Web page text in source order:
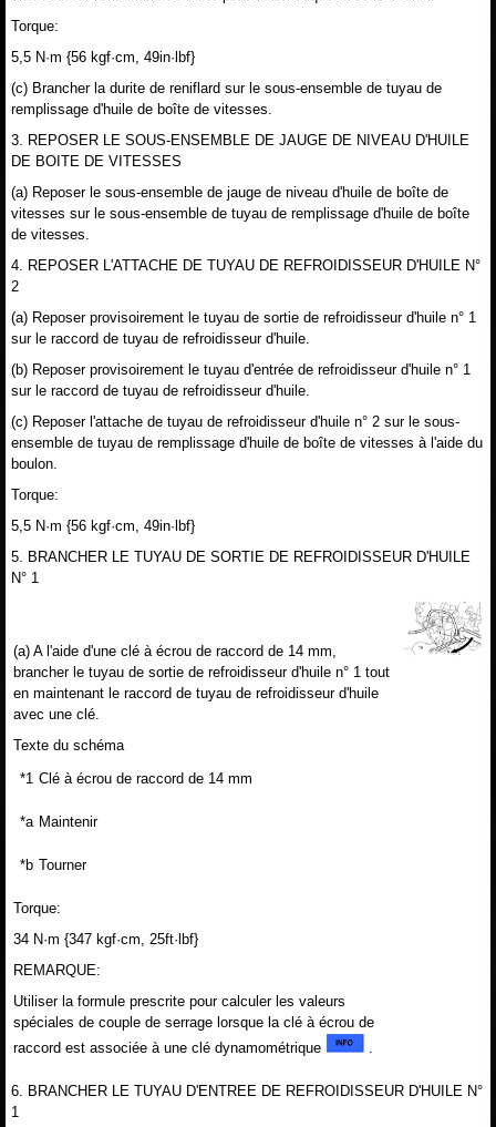
Torque:
5,5 N·m {56 kgf·cm, 49in·lbf}
(c) Brancher la durite de reniflard sur le sous-ensemble de tuyau de
remplissage d'huile de boîte de vitesses.
3. REPOSER LE SOUS-ENSEMBLE DE JAUGE DE NIVEAU D'HUILE
DE BOITE DE VITESSES
(a) Reposer le sous-ensemble de jauge de niveau d'huile de boîte de
vitesses sur le sous-ensemble de tuyau de remplissage d'huile de boîte
de vitesses.
4. REPOSER L'ATTACHE DE TUYAU DE REFROIDISSEUR D'HUILE N°
2
(a) Reposer provisoirement le tuyau de sortie de refroidisseur d'huile n° 1
sur le raccord de tuyau de refroidisseur d'huile.
(b) Reposer provisoirement le tuyau d'entrée de refroidisseur d'huile n° 1
sur le raccord de tuyau de refroidisseur d'huile.
(c) Reposer l'attache de tuyau de refroidisseur d'huile n° 2 sur le sous-
ensemble de tuyau de remplissage d'huile de boîte de vitesses à l'aide du
boulon.
Torque:
5,5 N·m {56 kgf·cm, 49in·lbf}
5. BRANCHER LE TUYAU DE SORTIE DE REFROIDISSEUR D'HUILE
N° 1
(a) A l'aide d'une clé à écrou de raccord de 14 mm,
brancher le tuyau de sortie de refroidisseur d'huile n° 1 tout
en maintenant le raccord de tuyau de refroidisseur d'huile
avec une clé.
Texte du schéma
*1 Clé à écrou de raccord de 14 mm
*a Maintenir
*b Tourner
Torque:
34 N·m {347 kgf·cm, 25ft·lbf}
REMARQUE:
Utiliser la formule prescrite pour calculer les valeurs
spéciales de couple de serrage lorsque la clé à écrou de
raccord est associée à une clé dynamométrique
6. BRANCHER LE TUYAU D'ENTREE DE REFROIDISSEUR D'HUILE N°
1